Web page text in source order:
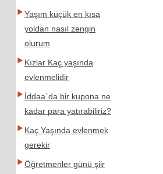
Yaşım küçük en kısa
yoldan nasıl zengin
olurum
Kızlar Kaç yaşında
evlenmelidir
İddaa`da bir kupona ne
kadar para yatırabiliriz?
Kaç Yaşında evlenmek
gerekir
Öğretmenler günü şiir